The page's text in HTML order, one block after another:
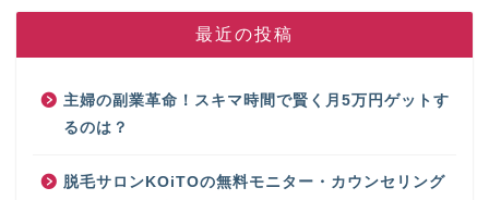
最近の投稿
主婦の副業革命！スキマ時間で賢く月5万円ゲットす
るのは？
脱毛サロンKOiTOの無料モニター・カウンセリング